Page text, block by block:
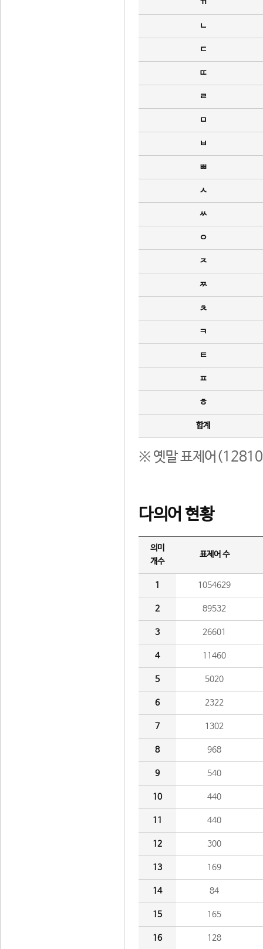
ㄲ
ㄴ
ㄷ
ㄸ
ㄹ
ㅁ
ㅂ
ㅃ
ㅅ
ㅆ
ㅇ
ㅈ
ㅉ
ㅊ
ㅋ
ㅌ
ㅍ
ㅎ
합계
※ 옛말 표제어(12810
다의어 현황
의미
개수
표제어 수
1 1054629
2 89532
3 26601
4 11460
5 5020
6 2322
7 1302
8 968
9 540
10 440
11 440
12 300
13 169
14 84
15 165
16 128